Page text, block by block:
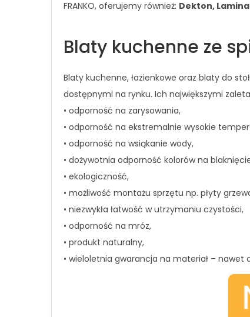
FRANKO, oferujemy również: Dekton,
Blaty kuchenne ze
Blaty kuchenne, łazienkowe oraz blaty do
dostępnymi na rynku. Ich największymi
• odporność na zarysowania,
• odporność na ekstremalnie wysokie
• odporność na wsiąkanie wody,
• dożywotnia odporność kolorów na
• ekologiczność,
• możliwość montażu sprzętu np. płyty
• niezwykła łatwość w utrzymaniu czystości,
• odporność na mróz,
• produkt naturalny,
• wieloletnia gwarancja na materiał – nawet